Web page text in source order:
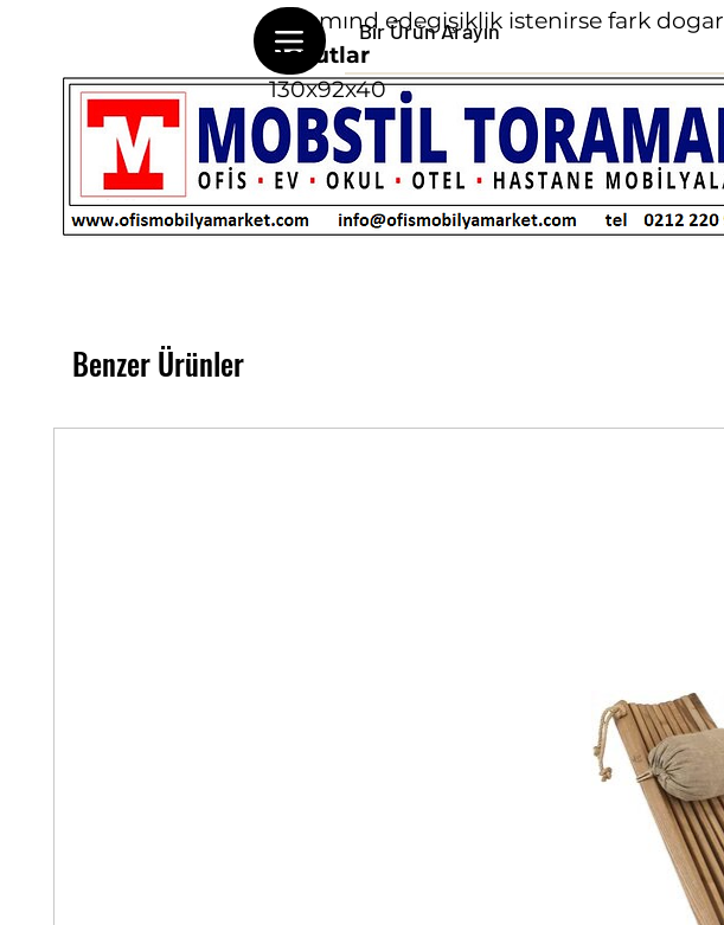
sistemınd edegişiklik istenirse fark dogar
Boyutlar
130x92x40
Benzer Ürünler